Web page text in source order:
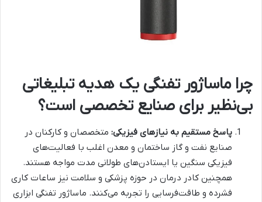
چرا ماساژور تفنگی یک هدیه تبلیغاتی
بی‌نظیر برای صنایع تخصصی است؟
پاسخ مستقیم به نیازهای فیزیکی: متخصصان و کارکنان در
صنایع نفت و گاز ساختمان و معدن اغلب با فعالیت‌های
فیزیکی سنگین یا ایستادن‌های طولانی مدت مواجه هستند.
همچنین کادر درمان در حوزه پزشکی و سلامت نیز ساعات کاری
فشرده و طاقت‌فرسایی را تجربه می‌کنند. ماساژور تفنگی ابزاری